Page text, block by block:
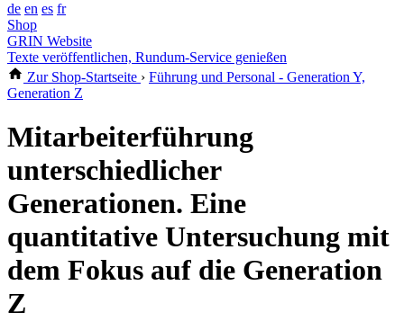
de en es fr
Shop
GRIN Website
Texte veröffentlichen, Rundum-Service genießen
Zur Shop-Startseite › Führung und Personal - Generation Y,
Generation Z
Mitarbeiterführung
unterschiedlicher
Generationen. Eine
quantitative Untersuchung mit
dem Fokus auf die Generation
Z